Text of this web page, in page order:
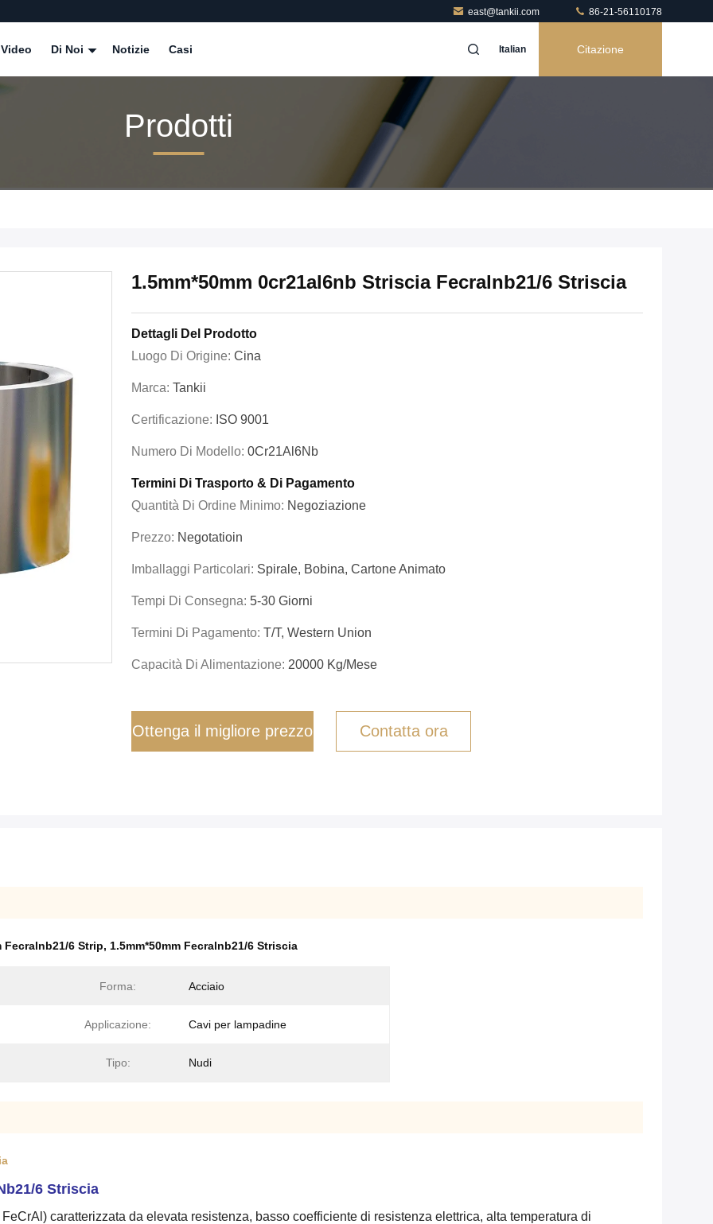
east@tankii.com 86-21-56110178
Video Di Noi Notizie Casi Italian Citazione
Prodotti
1.5mm*50mm 0cr21al6nb Striscia Fecralnb21/6 Striscia
Dettagli Del Prodotto
Luogo Di Origine: Cina
Marca: Tankii
Certificazione: ISO 9001
Numero Di Modello: 0Cr21Al6Nb
Termini Di Trasporto & Di Pagamento
Quantità Di Ordine Minimo: Negoziazione
Prezzo: Negotatioin
Imballaggi Particolari: Spirale, Bobina, Cartone Animato
Tempi Di Consegna: 5-30 Giorni
Termini Di Pagamento: T/T, Western Union
Capacità Di Alimentazione: 20000 Kg/mese
Ottenga il migliore prezzo Contatta ora
Fecralnb21/6 Strip, 1.5mm*50mm Fecralnb21/6 Striscia
Forma: Acciaio
Applicazione: Cavi per lampadine
Tipo: Nudi
6 Striscia
caratterizzata da elevata resistenza, basso coefficiente di resistenza elettrica, alta temperatura di